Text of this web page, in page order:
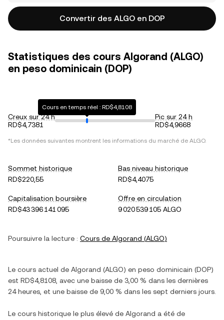
Convertir des ALGO en DOP
Statistiques des cours Algorand (ALGO)
en peso dominicain (DOP)
Creux sur 24 h
RD$4,7381
Cours en temps réel : RD$4,8108
Pic sur 24 h
RD$4,9668
*Les données suivantes montrent les informations du marché de ALGO.
Sommet historique
RD$220,55
Bas niveau historique
RD$4,4075
Capitalisation boursière
RD$43 396 141 095
Offre en circulation
9 020 539 105 ALGO
Poursuivre la lecture : Cours de Algorand (ALGO)
Le cours actuel de Algorand (ALGO) en peso dominicain (DOP)
est RD$4,8108 , avec une baisse de 3,00 % dans les dernières
24 heures, et une baisse de 9,00 % dans les sept derniers jours.
Le cours historique le plus élevé de Algorand a été de